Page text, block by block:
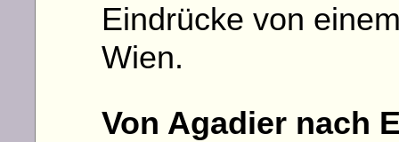
Eindrücke von
Wien.
Von Agadier nach